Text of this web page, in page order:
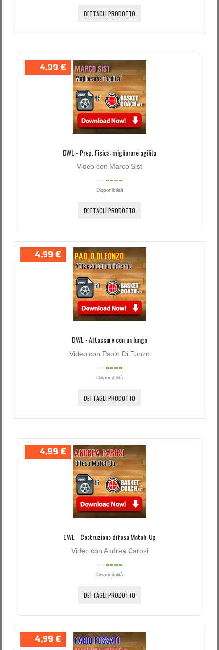
DETTAGLI PRODOTTO
4,99 €
DWL - Prep. Fisica: migliorare agilita
Video con Marco Sist
Disponibilità
DETTAGLI PRODOTTO
4,99 €
DWL - Attaccare con un lungo
Video con Paolo Di Fonzo
Disponibilità
DETTAGLI PRODOTTO
4,99 €
DWL - Costruzione difesa Match-Up
Video con Andrea Carosi
Disponibilità
DETTAGLI PRODOTTO
4,99 €